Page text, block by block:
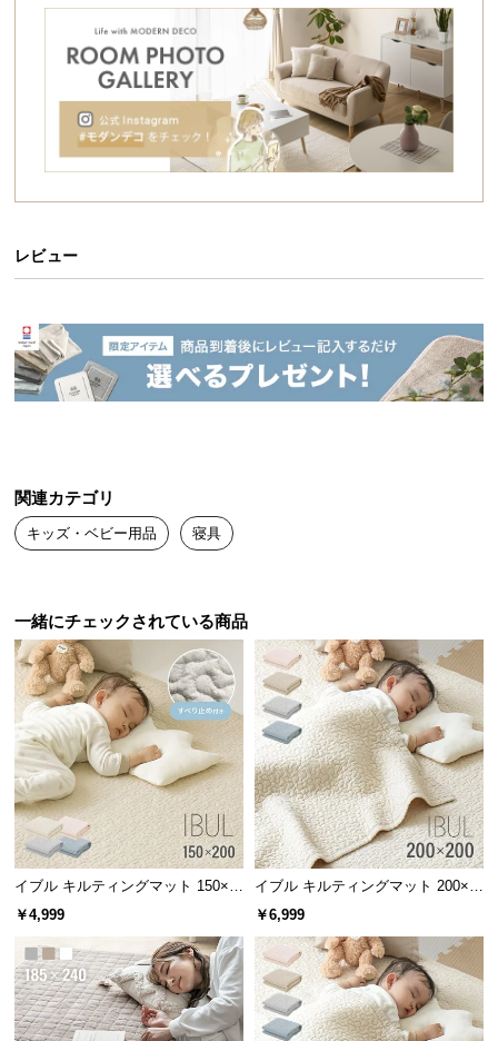
ド
お
支
い
に
つ
配
送
料
い
て
大
型
商
品
の
配
送
に
て
中
型
レビュー
関連カテゴリ
キッズ・ベビー用品 寝具
一緒にチェックされている商品
イブル キルティングマット 150×2
00cm 滑り止め付き
￥4,999
イブル キルティングマット 200×2
00cm コットン100%
￥6,999